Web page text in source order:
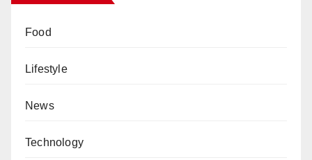
Food
Lifestyle
News
Technology